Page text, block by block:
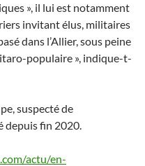
», il lui est notamment
invitant élus, militaires
dans l’Allier, sous peine
populaire », indique-t-
suspecté de
depuis fin 2020.
actu/en-